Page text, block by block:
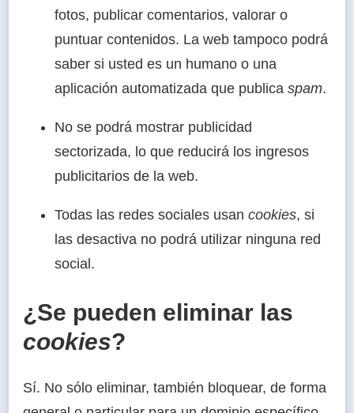
fotos, publicar comentarios, valorar o
puntuar contenidos. La web tampoco podrá
saber si usted es un humano o una
aplicación automatizada que publica spam.
No se podrá mostrar publicidad
sectorizada, lo que reducirá los ingresos
publicitarios de la web.
Todas las redes sociales usan cookies, si
las desactiva no podrá utilizar ninguna red
social.
¿Se pueden eliminar las
cookies?
Sí. No sólo eliminar, también bloquear, de forma